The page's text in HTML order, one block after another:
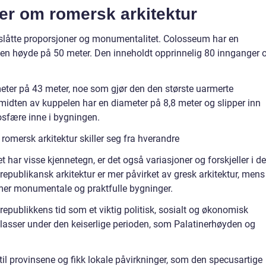
om romersk arkitektur
proporsjoner og monumentalitet. Colosseum har en
høyde på 50 meter. Den inneholdt opprinnelig 80 innganger
på 43 meter, noe som gjør den den største uarmerte
av kuppelen har en diameter på 8,8 meter og slipper inn
inne i bygningen.
arkitektur skiller seg fra hverandre
har visse kjennetegn, er det også variasjoner og forskjeller i de
arkitektur er mer påvirket av gresk arkitektur, mens
monumentale og praktfulle bygninger.
tid som et viktig politisk, sosialt og økonomisk
under den keiserlige perioden, som Palatinerhøyden og
provinsene og fikk lokale påvirkninger, som den specusartige